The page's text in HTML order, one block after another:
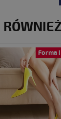
RÓWNIEŻ
Forma